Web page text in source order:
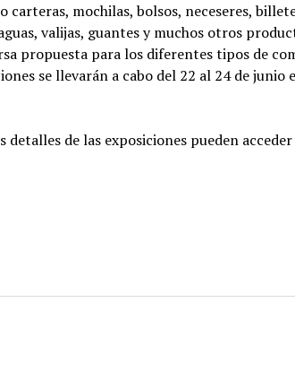
carteras, mochilas, bolsos, neceseres,
valijas, guantes y muchos otros
propuesta para los diferentes tipos de
se llevarán a cabo del 22 al 24 de junio
detalles de las exposiciones pueden